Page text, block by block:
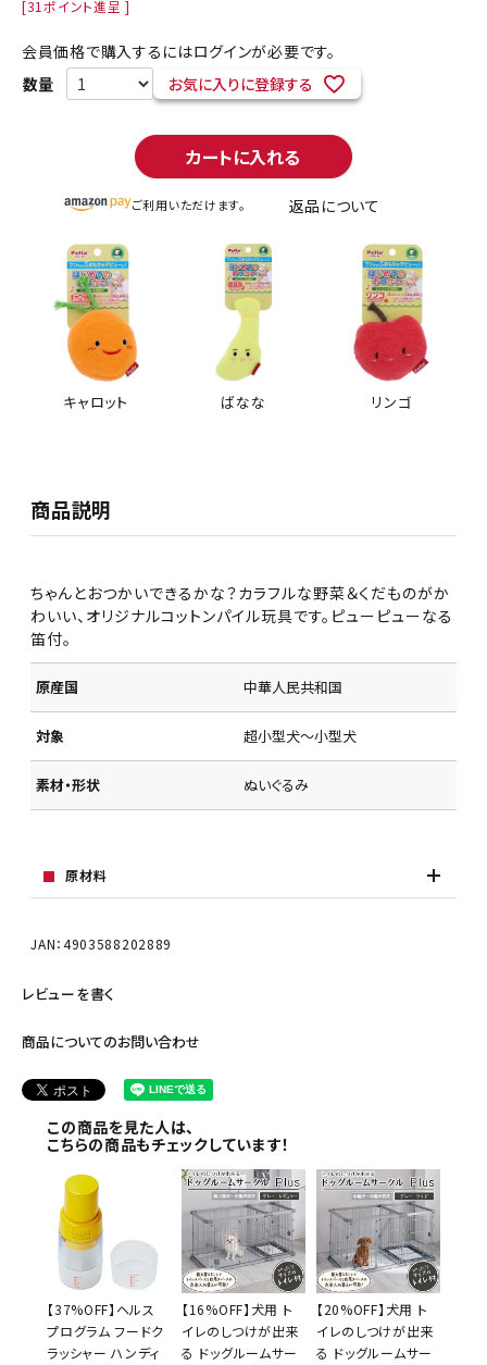
[31ポイント進呈 ]
会員価格で購入するにはログインが必要です。
お気に入りに登録する
カートに入れる
ご利用いただけます。 返品について
キャロット ばなな リンゴ
商品説明
ちゃんとおつかいできるかな？カラフルな野菜＆くだものがか
わいい、オリジナルコットンパイル玩具です。ピューピューなる
笛付。
原産国 中華人民共和国
対象 超小型犬～小型犬
素材・形状 ぬいぐるみ
原材料
JAN：4903588202889
レビューを書く
商品についてのお問い合わせ
この商品を見た人は、
こちらの商品もチェックしています！
【37%OFF】ヘルス
プログラム フードク
ラッシャー ハンディ
【16%OFF】犬用 ト
イレのしつけが出来
る ドッグルームサー
【20%OFF】犬用 ト
イレのしつけが出来
る ドッグルームサー